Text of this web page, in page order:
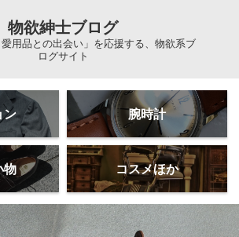
物欲紳士ブログ
愛用品との出会い」を応援する、物欲系ブ
ログサイト
ン 腕時計
物 コスメほか